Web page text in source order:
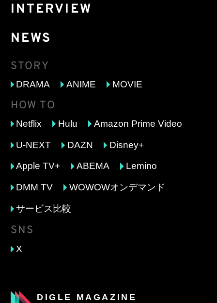
DIGLE MAGAZINE
INTERVIEW
NEWS
STORY
DRAMA ANIME MOVIE
HOW TO
Netflix Hulu Amazon Prime Video
U-NEXT DAZN Disney+
Apple TV+ ABEMA Lemino
DMM TV WOWOWオンデマンド
サービス比較
SNS
X